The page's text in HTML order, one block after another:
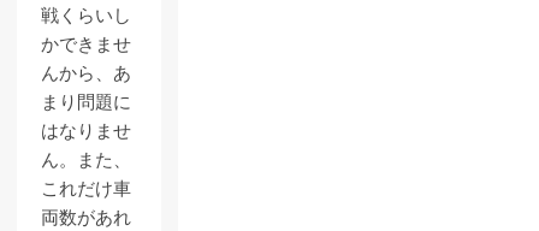
戦くらいし
かできませ
んから、あ
まり問題に
はなりませ
ん。また、
これだけ車
両数があれ